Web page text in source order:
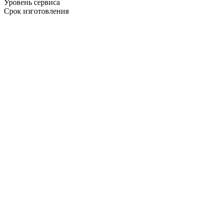
Уровень сервиса
Срок изготовления